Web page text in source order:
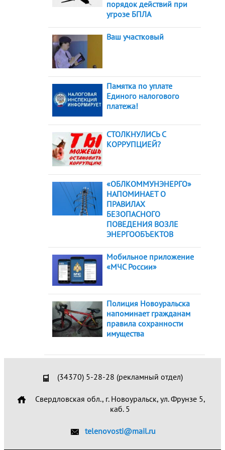
порядок действий при
угрозе БПЛА
Ваш участковый
Памятка по уплате
Единого налогового
платежа!
СТОЛКНУЛИСЬ С
КОРРУПЦИЕЙ?
«ОБЛКОММУНЭНЕРГО»
НАПОМИНАЕТ О
ПРАВИЛАХ
БЕЗОПАСНОГО
ПОВЕДЕНИЯ ВОЗЛЕ
ЭНЕРГООБЪЕКТОВ
Мобильное приложение
«МЧС России»
Полиция Новоуральска
напоминает гражданам
правила сохранности
имущества
(34370) 5-28-28 (рекламный отдел)
Свердловская обл., г. Новоуральск, ул. Фрунзе 5,
каб. 5
telenovosti@mail.ru